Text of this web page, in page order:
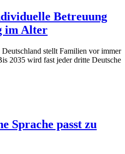
Betreuung
im Alter
stellt Familien vor immer
2035 wird fast jeder dritte Deutsche
Sprache passt zu